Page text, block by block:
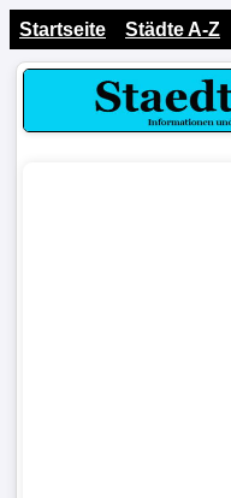
Startseite Städte A-Z